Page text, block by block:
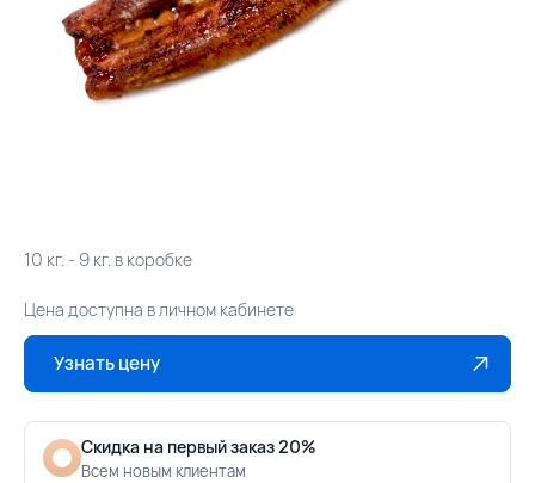
10 кг. - 9 кг. в коробке
Цена доступна в личном кабинете
Узнать цену
Скидка на первый заказ 20%
Всем новым клиентам